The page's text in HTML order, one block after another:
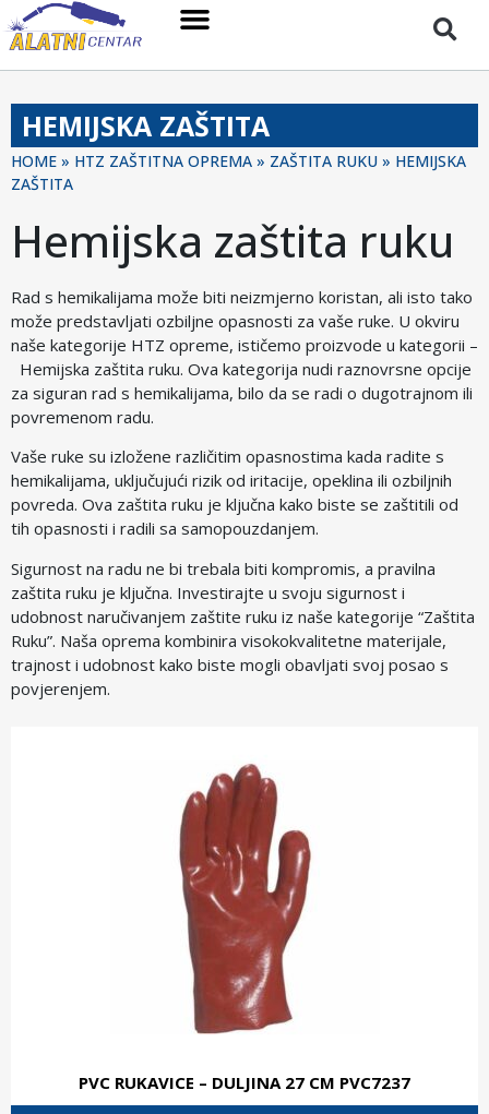
HEMIJSKA ZAŠTITA
HOME » HTZ ZAŠTITNA OPREMA » ZAŠTITA RUKU » HEMIJSKA
ZAŠTITA
Hemijska zaštita ruku
Rad s hemikalijama može biti neizmjerno koristan, ali isto tako
može predstavljati ozbiljne opasnosti za vaše ruke. U okviru
naše kategorije HTZ opreme, ističemo proizvode u kategorii –
Hemijska zaštita ruku. Ova kategorija nudi raznovrsne opcije
za siguran rad s hemikalijama, bilo da se radi o dugotrajnom ili
povremenom radu.
Vaše ruke su izložene različitim opasnostima kada radite s
hemikalijama, uključujući rizik od iritacije, opeklina ili ozbiljnih
povreda. Ova zaštita ruku je ključna kako biste se zaštitili od
tih opasnosti i radili sa samopouzdanjem.
Sigurnost na radu ne bi trebala biti kompromis, a pravilna
zaštita ruku je ključna. Investirajte u svoju sigurnost i
udobnost naručivanjem zaštite ruku iz naše kategorije “Zaštita
Ruku”. Naša oprema kombinira visokokvalitetne materijale,
trajnost i udobnost kako biste mogli obavljati svoj posao s
povjerenjem.
PVC RUKAVICE – DULJINA 27 CM PVC7237